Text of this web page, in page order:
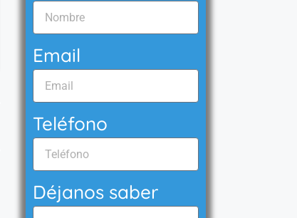
Email
Teléfono
Déjanos saber